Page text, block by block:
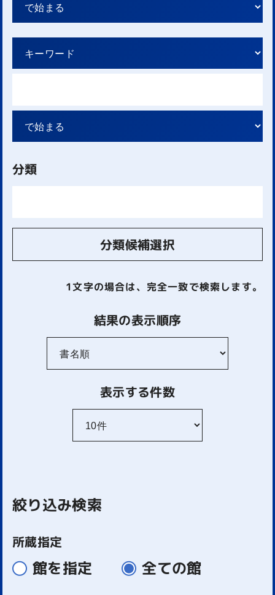
分類
分類候補選択
1文字の場合は、完全一致で検索します。
結果の表示順序
表示する件数
絞り込み検索
所蔵指定
館を指定 全ての館